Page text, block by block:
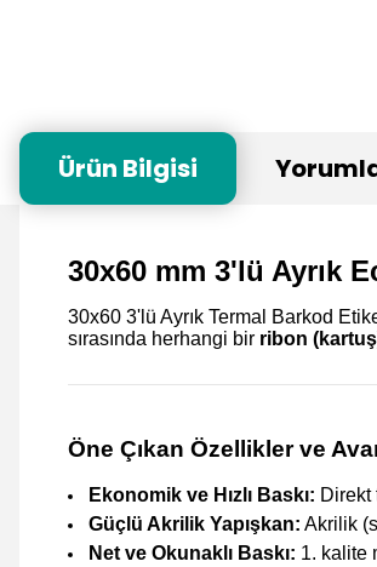
Ürün Bilgisi
30x60 mm 3'lü Ayrık
30x60 3'lü Ayrık Termal Barkod
sırasında herhangi bir ribon
Öne Çıkan Özellikler ve
Ekonomik ve Hızlı Baskı: Direkt
Güçlü Akrilik Yapışkan: Akrilik
Net ve Okunaklı Baskı: 1. kalite